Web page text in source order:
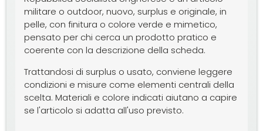
militare o outdoor, nuovo, surplus e originale, in
pelle, con finitura o colore verde e mimetico,
pensato per chi cerca un prodotto pratico e
coerente con la descrizione della scheda.
Trattandosi di surplus o usato, conviene leggere
condizioni e misure come elementi centrali della
scelta. Materiali e colore indicati aiutano a capire
se l'articolo si adatta all'uso previsto.